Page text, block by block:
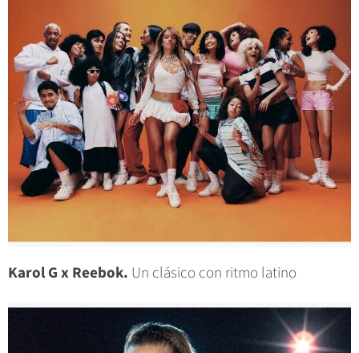
Karol G x Reebok. Un clásico con ritmo latino